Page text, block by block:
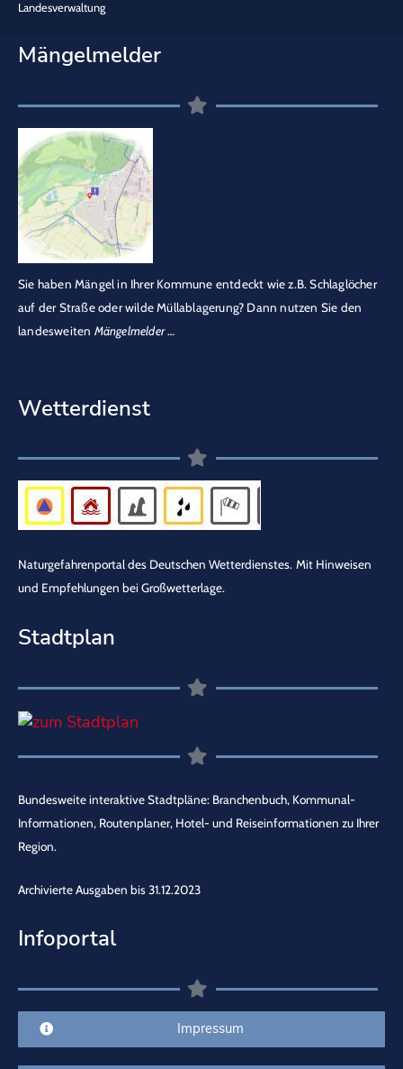
Landesverwaltung
Mängelmelder
Sie haben Mängel in Ihrer Kommune entdeckt wie z.B. Schlaglöcher
auf der Straße oder wilde Müllablagerung? Dann nutzen Sie den
landesweiten Mängelmelder…
Wetterdienst
Naturgefahrenportal des Deutschen Wetterdienstes. Mit Hinweisen
und Empfehlungen bei Großwetterlage.
Stadtplan
Bundesweite interaktive Stadtpläne: Branchenbuch, Kommunal-
Informationen, Routenplaner, Hotel- und Reiseinformationen zu Ihrer
Region.
Archivierte Ausgaben bis 31.12.2023
Infoportal
Impressum